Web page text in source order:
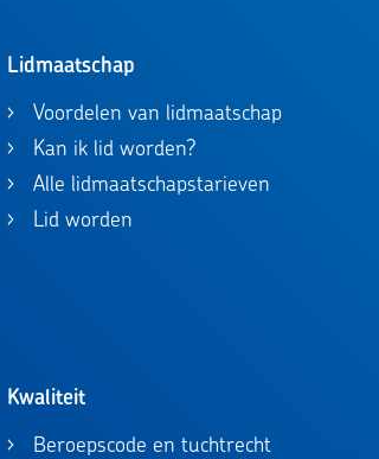
Lidmaatschap
Voordelen van lidmaatschap
Kan ik lid worden?
Alle lidmaatschapstarieven
Lid worden
Kwaliteit
Beroepscode en tuchtrecht